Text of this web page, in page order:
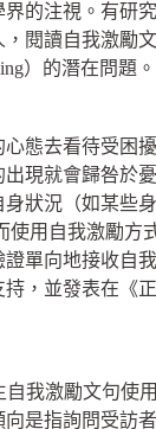
的注視。有研
閱讀自我激勵
）的潛在問題。
態去看待受困
現就會歸咎於
狀況（如某些
用自我激勵方
單向地接收自
，並發表在《
自我激勵文句使
是指詢問受訪